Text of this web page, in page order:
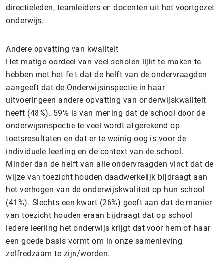
directieleden, teamleiders en docenten uit het voortgezet
onderwijs.
Andere opvatting van kwaliteit
Het matige oordeel van veel scholen lijkt te maken te
hebben met het feit dat de helft van de ondervraagden
aangeeft dat de Onderwijsinspectie in haar
uitvoeringeen andere opvatting van onderwijskwaliteit
heeft (48%). 59% is van mening dat de school door de
onderwijsinspectie te veel wordt afgerekend op
toetsresultaten en dat er te weinig oog is voor de
individuele leerling en de context van de school.
Minder dan de helft van alle ondervraagden vindt dat de
wijze van toezicht houden daadwerkelijk bijdraagt aan
het verhogen van de onderwijskwaliteit op hun school
(41%). Slechts een kwart (26%) geeft aan dat de manier
van toezicht houden eraan bijdraagt dat op school
iedere leerling het onderwijs krijgt dat voor hem of haar
een goede basis vormt om in onze samenleving
zelfredzaam te zijn/worden.